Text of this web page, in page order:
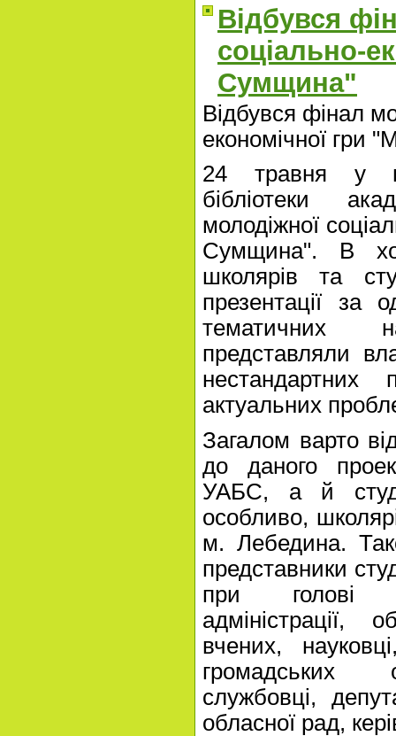
Відбувся
соціально-
Сумщина"
Відбувся фінал
економічної гри
24 травня у
бібліотеки
молодіжної
Сумщина". В
школярів та
презентації за
тематичних
представляли
нестандартних
актуальних
Загалом варто
до даного
УАБС, а й
особливо,
м. Лебедина.
представники
при голові
адміністрації,
вчених,
громадських
службовці,
обласної рад,